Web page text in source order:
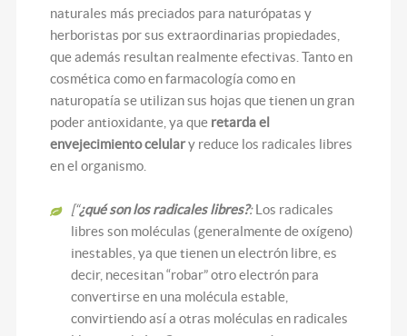
naturales más preciados para naturópatas y
herboristas por sus extraordinarias propiedades,
que además resultan realmente efectivas. Tanto en
cosmética como en farmacología como en
naturopatía se utilizan sus hojas que tienen un gran
poder antioxidante, ya que retarda el
envejecimiento celulary reduce los radicales libres
en el organismo.
[“¿qué son los radicales libres?:Los radicales
libres son moléculas (generalmente de oxígeno)
inestables, ya que tienen un electrón libre, es
decir, necesitan “robar” otro electrón para
convertirse en una molécula estable,
convirtiendo así a otras moléculas en radicales